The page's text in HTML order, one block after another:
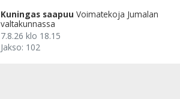
Kuningas saapuu Voimatekoja Jumalan
valtakunnassa
7.8.26 klo 18.15
Jakso: 102